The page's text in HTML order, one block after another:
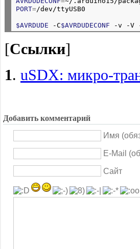
PORT=/dev/ttyUSB0
$AVRDUDE -C$AVRDUDECONF -v -V -
[Ссылки]
1. uSDX: микро-
Добавить комментарий
Имя
E-Mail
Сайт